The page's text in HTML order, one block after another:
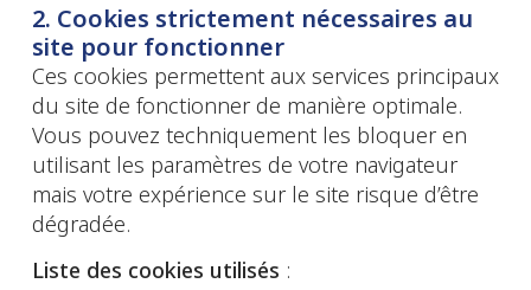
2. Cookies strictement nécessaires au
site pour fonctionner
Ces cookies permettent aux services principaux
du site de fonctionner de manière optimale.
Vous pouvez techniquement les bloquer en
utilisant les paramètres de votre navigateur
mais votre expérience sur le site risque d’être
dégradée.
Liste des cookies utilisés :